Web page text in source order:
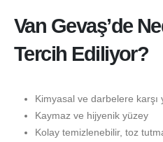
Van Gevaş’de
Tercih Ediliyor?
Kimyasal ve darbelere karşı
Kaymaz ve hijyenik yüzey
Kolay temizlenebilir, toz